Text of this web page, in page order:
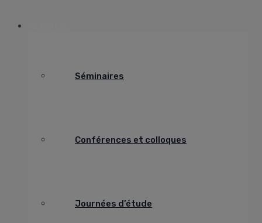
Séminaires
Conférences et colloques
Journées d’étude